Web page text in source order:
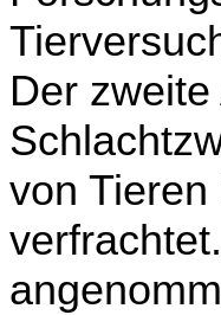
Der
von